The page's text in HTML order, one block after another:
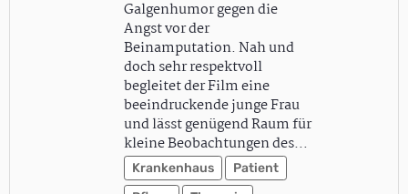
Galgenhumor gegen die
Angst vor der
Beinamputation. Nah und
doch sehr respektvoll
begleitet der Film eine
beeindruckende junge Frau
und lässt genügend Raum für
kleine Beobachtungen des…
Krankenhaus
Patient